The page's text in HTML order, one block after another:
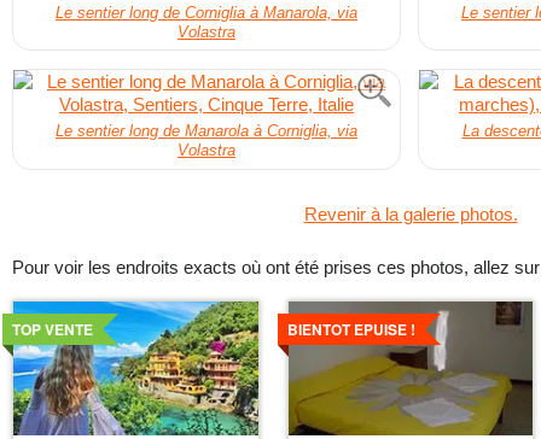
Le sentier long de Corniglia à Manarola, via
Volastra
Le sentier
Le sentier long de Manarola à Corniglia, via
Volastra
La
Revenir à la galerie photos.
Pour voir les endroits exacts où ont été prises ces photos, allez
TOP VENTE
Voir
les
details
BIENTOT EPUISE !
Voir
les
details